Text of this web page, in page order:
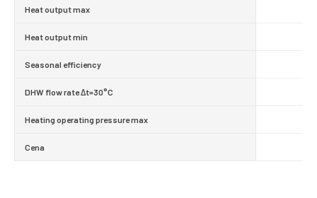
Heat output max
Heat output min
Seasonal efficiency
DHW flow rate Δt=30°C
Heating operating pressure max
Cena